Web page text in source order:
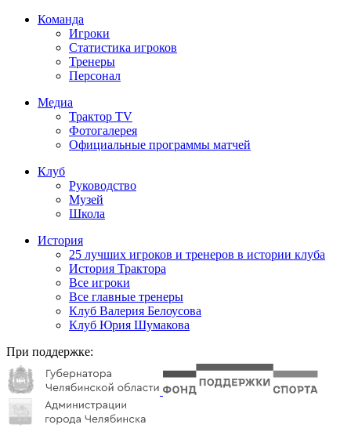
Команда
Игроки
Статистика игроков
Тренеры
Персонал
Медиа
Трактор TV
Фотогалерея
Официальные программы матчей
Клуб
Руководство
Музей
Школа
История
25 лучших игроков и тренеров в истории клуба
История Трактора
Все игроки
Все главные тренеры
Клуб Валерия Белоусова
Клуб Юрия Шумакова
При поддержке: